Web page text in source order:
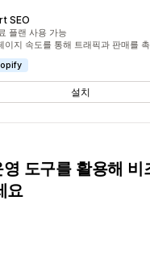
SEO
플랜 사용 가능
이지 속도를 통해 트래픽과 판매를
설치
도구를 활용해 비
요